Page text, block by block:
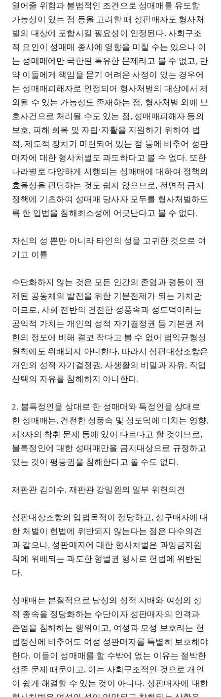
열어줄 위험과 불법적인 조건으로 성매매를 유도할
가능성이 있는 점 등을 고려할 때 성판매자도 형사처
벌의 대상에 포함시킬 필요성이 인정된다. 사회구조
적 요인이 성매매 종사에 영향을 미칠 수는 있으나 이
는 성매매에만 국한된 특유한 문제라고 볼 수 없고, 만
약 이들에게 책임을 묻기 어려운 사정이 있는 경우에
는 성매매피해자로 인정되어 형사처벌의 대상에서 제
외될 수 있는 가능성도 존재하는 점, 형사처벌 외에 보
호사건으로 처리될 수도 있는 점, 성매매피해자 등의
보호, 피해 회복 및 자립⋅자활을 지원하기 위하여 법
적, 제도적 장치가 마련되어 있는 점 등에 비추어 성판
매자에 대한 형사처벌도 과도하다고 볼 수 없다. 또한
나라별로 다양하게 시행되는 성매매에 대하여 정책의
효율성을 판단하는 것도 쉽지 않으므로, 전면적 금지
정책에 기초하여 성매매 당사자 모두를 형사처벌하도
록 한 입법을 침해최소성에 어긋난다고 볼 수 없다.
자신의 성 뿐만 아니라 타인의 성을 고귀한 것으로 여
기고 이를
수단화하지 않는 것은 모든 인간의 존엄과 평등이 전
제된 공동체의 발전을 위한 기본전제가 되는 가치관
이므로, 사회 전반의 건전한 성풍속과 성도덕이라는
공익적 가치는 개인의 성적 자기결정권 등 기본권 제
한의 정도에 비해 결코 작다고 볼 수 없어 법익균형성
원칙에도 위배되지 아니한다. 따라서 심판대상조항은
개인의 성적 자기결정권, 사생활의 비밀과 자유, 직업
선택의 자유를 침해하지 아니한다.
2. 불특정인을 상대로 한 성매매와 특정인을 상대로
한 성매매는, 건전한 성풍속 및 성도덕에 미치는 영향,
제3자의 착취 문제 등에 있어 다르다고 할 것이므로,
불특정인에 대한 성매매만을 금지대상으로 규정하고
있는 것이 평등권을 침해한다고 볼 수도 없다.
재판관 김이수, 재판관 강일원의 일부 위헌의견
심판대상조항의 입법목적이 정당하고, 성구매자에 대
한 처벌이 헌법에 위반되지 않는다는 점은 다수의견
과 같으나, 성판매자에 대한 형사처벌은 과잉금지원
칙에 위배되는 과도한 형벌권 행사로 헌법에 위반된
다.
성매매는 본질적으로 남성의 성적 지배와 여성의 성
적 종속을 정당화하는 수단이자 성판매자의 인격과
존엄을 침해하는 행위이고, 여성과 모성 보호라는 헌
법정신에 비추어도 여성 성판매자를 특별히 보호해야
한다. 이들이 성매매를 할 수밖에 없는 이유는 절박한
생존 문제 때문이고, 이는 사회구조적인 것으로 개인
이 쉽게 해결할 수 있는 것이 아니다. 성판매자에 대한